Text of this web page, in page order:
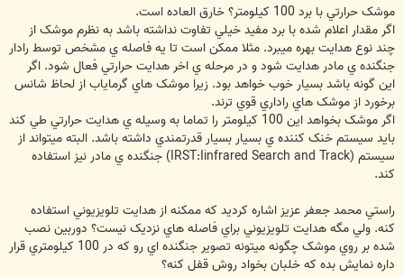
ت
موشک حرارتي با برد 100 کيلومتر؟ خارق العاده است.
اگر مقدار اعلام شده با برد مفيد خيلي تفاوت نداشته باشد به نظرم موشک از
چند نوع هدايت بهره ميبرد. مثلا ممکن است تا يه فاصله ي مشخص توسط رادار
جنگنده ي مادر هدايت شود و در مرحله ي اخر هدايت حرارتي فعال شود. اگر
اين گونه باشد بسيار خوب خواهد بود. زيرا موشک هاي گرماياب از لحاظ شانس
برخورد از موشک هاي راداري قوي ترند.
اگر موشک بخواهد اين 100 کيلومتر را تماما به وسيله ي هدايت حرارتي طي کند
بايد سيستم خنک کننده ي بسيار بسيار قدرتمندي داشته باشد. البته ميتواند از
سيستم (IRST:Iinfrared Search and Track) جنگنده ي مادر نيز استفاده
کند.
راستي محمد جعفر عزيز اشاره کرديد که ممکنه از هدايت تلويزيوني استفاده
کنه. ولي مگه هدايت تلويزيوني براي فاصله هاي نزديک نيست؟ دوربين نصب
شده بر روي موشک چگونه ميتونه تصوير جنگنده اي رو که در 100 کيلومتري قرار
داره نمايش بده که خلبان بخواد روش قفل کنه؟